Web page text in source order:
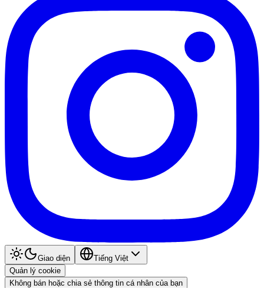
Giao diện
Tiếng Việt
Quản lý cookie
Không bán hoặc chia sẻ thông tin cá nhân của bạn